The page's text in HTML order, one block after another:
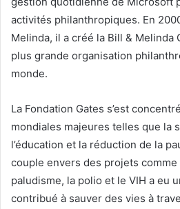
activités philanthropiques. En
Melinda, il a créé la Bill & Melinda
plus grande organisation
monde.
La Fondation Gates s’est
mondiales majeures telles que la
l’éducation et la réduction de la
couple envers des projets
paludisme, la polio et le VIH a eu
contribué à sauver des vies à